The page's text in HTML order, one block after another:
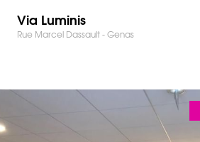
Via Luminis
Rue Marcel Dassault - Genas